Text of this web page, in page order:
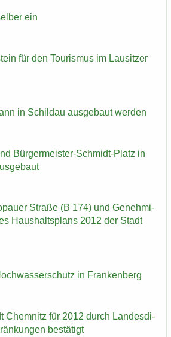
ein
für den Tou­ris­mus im Lau­sit­zer
in Schildau aus­ge­baut wer­den
Bürgermeister-​Schmidt-Platz in
Stra­ße (B 174) und Ge­neh­mi­
Haus­halts­plans 2012 der Stadt
in Fran­ken­berg
Chem­nitz für 2012 durch Lan­des­di­
be­stä­tigt